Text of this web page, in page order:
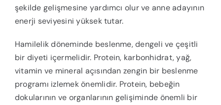
şekilde gelişmesine yardımcı olur ve anne adayının
enerji seviyesini yüksek tutar.
Hamilelik döneminde beslenme, dengeli ve çeşitli
bir diyeti içermelidir. Protein, karbonhidrat, yağ,
vitamin ve mineral açısından zengin bir beslenme
programı izlemek önemlidir. Protein, bebeğin
dokularının ve organlarının gelişiminde önemli bir